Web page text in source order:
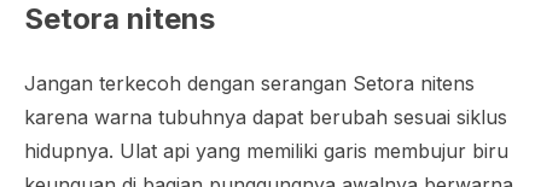
Setora nitens
Jangan terkecoh dengan serangan Setora nitens
karena warna tubuhnya dapat berubah sesuai siklus
hidupnya. Ulat api yang memiliki garis membujur biru